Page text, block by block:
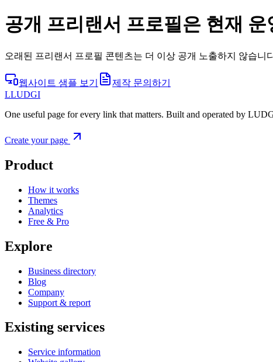
공개 프리랜서 프로필은 현재
오래된 프리랜서 프로필 콘텐츠는 더 이상 공개 노출하지 않습
웹사이트 샘플 보기
제작 문의하기
LLUDGI
One useful page for every link that matters. Built and operated by
Create your page
Product
How it works
Themes
Analytics
Free & Pro
Explore
Business directory
Blog
Company
Support & report
Existing services
Service information